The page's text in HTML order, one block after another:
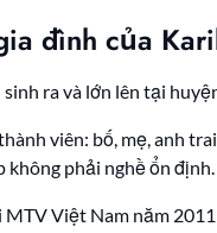
đình của
ra và lớn lên tại
viên: bố, mẹ, anh
không phải nghề ổn định.
Việt Nam năm